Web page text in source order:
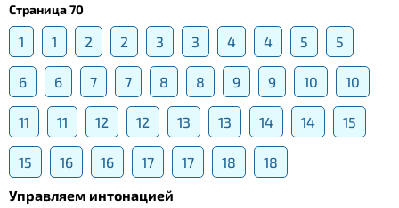
Страница 70
1 1 2 2 3 3 4 4 5 5
6 6 7 7 8 8 9 9 10 10
11 11 12 12 13 13 14 14 15
15 16 16 17 17 18
18
Управляем интонацией